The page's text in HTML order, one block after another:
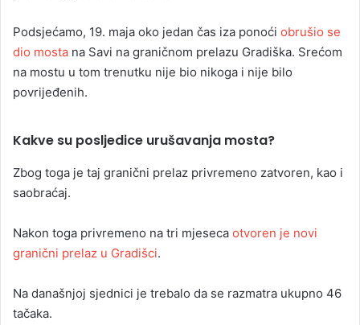
Podsjećamo, 19. maja oko jedan čas iza ponoći obrušio se
dio mosta na Savi na graničnom prelazu Gradiška. Srećom
na mostu u tom trenutku nije bio nikoga i nije bilo
povrijeđenih.
Kakve su posljedice urušavanja mosta?
Zbog toga je taj granični prelaz privremeno zatvoren, kao i
saobraćaj.
Nakon toga privremeno na tri mjeseca otvoren je novi
granični prelaz u Gradišci.
Na današnjoj sjednici je trebalo da se razmatra ukupno 46
tačaka.